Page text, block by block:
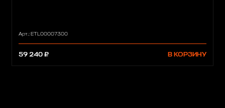
Арт.: ETL00007300
59 240 ₽ В КОРЗИНУ